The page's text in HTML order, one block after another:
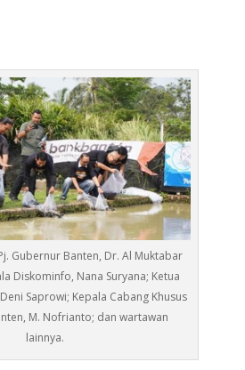
Gubernur Banten, Dr. Al Muktabar
Diskominfo, Nana Suryana; Ketua
Saprowi; Kepala Cabang Khusus
M. Nofrianto; dan wartawan
lainnya.